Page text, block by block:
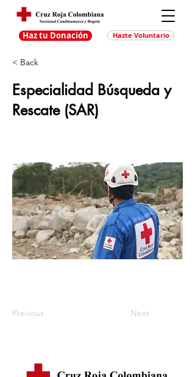
Haz tu Donación Hazte Voluntario
< Back
Especialidad Búsqueda y
Rescate (SAR)
Previous Next